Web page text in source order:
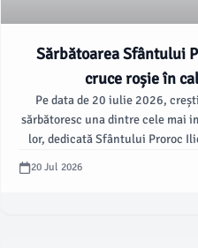
Sărbătoarea Sfântului
cruce roșie în
Pe data de 20 iulie 2026,
sărbătoresc una dintre cele mai
lor, dedicată Sfântului Proroc
20 Jul 2026